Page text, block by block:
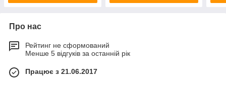
Про нас
Рейтинг не сформований
Менше 5 відгуків за останній рік
Працює з 21.06.2017